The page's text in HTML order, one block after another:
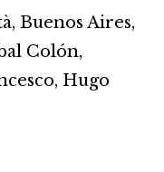
, Buenos Aires,
Colón,
, Hugo